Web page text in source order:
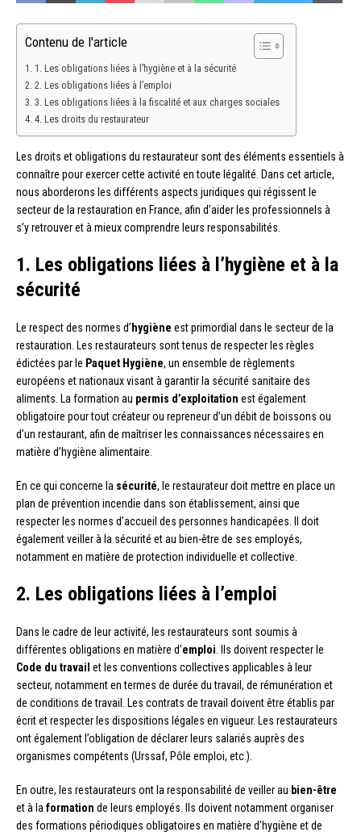
Contenu de l'article
1. Les obligations liées à l’hygiène et à la sécurité
2. Les obligations liées à l’emploi
3. Les obligations liées à la fiscalité et aux charges sociales
4. Les droits du restaurateur
Les droits et obligations du restaurateur sont des éléments essentiels à
connaître pour exercer cette activité en toute légalité. Dans cet article,
nous aborderons les différents aspects juridiques qui régissent le
secteur de la restauration en France, afin d’aider les professionnels à
s’y retrouver et à mieux comprendre leurs responsabilités.
1. Les obligations liées à l’hygiène et à la
sécurité
Le respect des normes d’ hygiène est primordial dans le secteur de la
restauration. Les restaurateurs sont tenus de respecter les règles
édictées par le Paquet Hygiène, un ensemble de règlements
européens et nationaux visant à garantir la sécurité sanitaire des
aliments. La formation au permis d’exploitation est également
obligatoire pour tout créateur ou repreneur d’un débit de boissons ou
d’un restaurant, afin de maîtriser les connaissances nécessaires en
matière d’hygiène alimentaire.
En ce qui concerne la sécurité, le restaurateur doit mettre en place un
plan de prévention incendie dans son établissement, ainsi que
respecter les normes d’accueil des personnes handicapées. Il doit
également veiller à la sécurité et au bien-être de ses employés,
notamment en matière de protection individuelle et collective.
2. Les obligations liées à l’emploi
Dans le cadre de leur activité, les restaurateurs sont soumis à
différentes obligations en matière d’emploi. Ils doivent respecter le
Code du travail et les conventions collectives applicables à leur
secteur, notamment en termes de durée du travail, de rémunération et
de conditions de travail. Les contrats de travail doivent être établis par
écrit et respecter les dispositions légales en vigueur. Les restaurateurs
ont également l’obligation de déclarer leurs salariés auprès des
organismes compétents (Urssaf, Pôle emploi, etc.).
En outre, les restaurateurs ont la responsabilité de veiller au bien-être
et à laformation de leurs employés. Ils doivent notamment organiser
des formations périodiques obligatoires en matière d’hygiène et de